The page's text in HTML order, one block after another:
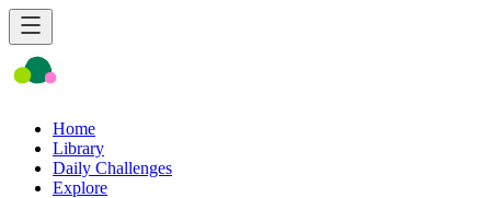
Home
Library
Daily Challenges
Explore